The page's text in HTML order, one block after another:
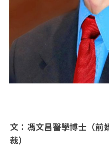
文：馮文昌醫學博士（前
裁）